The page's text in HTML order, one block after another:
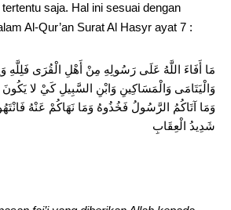
saja. Hal ini sesuai dengan
Al-Qur’an Surat Al Hasyr ayat 7 :
مَا أَفَاءَ اللَّهُ عَلَى رَسُولِهِ مِنْ أَهْلِ الْقُرَى فَلِلَّهِ
وَالْيَتَامَى وَالْمَسَاكِينِ وَابْنِ السَّبِيلِ كَيْ لا يَكُونَ
وَمَا آتَاكُمُ الرَّسُولُ فَخُذُوهُ وَمَا نَهَاكُمْ عَنْهُ
شَدِيدُ الْعِقَابِ